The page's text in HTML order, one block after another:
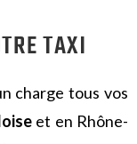
TAXI
charge tous vos
et en Rhône-